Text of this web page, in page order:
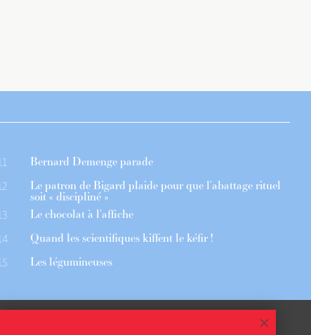
Bernard Demenge parade
Le patron de Bigard plaide pour que l’abattage rituel
soit « discipliné »
Le chocolat à l’affiche
Quand les scientifiques kiffent le kéfir !
Les légumineuses